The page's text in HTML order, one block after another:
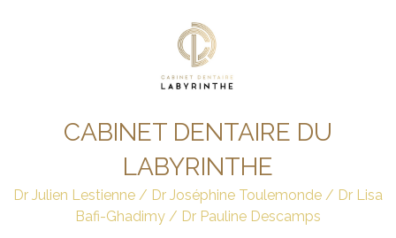
CABINET DENTAIRE DU
LABYRINTHE
Dr Julien Lestienne / Dr Joséphine Toulemonde / Dr Lisa
Bafi-Ghadimy / Dr Pauline Descamps